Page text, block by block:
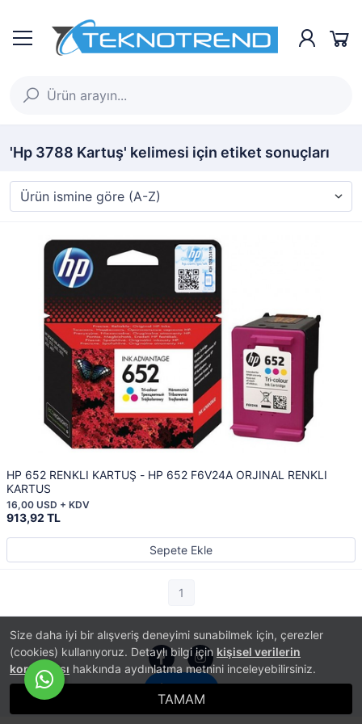
Size daha iyi bir alışveriş deneyimi sunabilmek için, çerezler
(cookies) kullanıyoruz. Detaylı bilgi için kişisel verilerin
korunması hakkında aydınlatma metnini inceleyebilirsiniz.
TAMAM
'Hp 3788 Kartuş' kelimesi için etiket sonuçları
HP 652 RENKLI KARTUŞ - HP 652 F6V24A ORJINAL RENKLI
KARTUS
913,92 TL
16,00 USD + KDV
Sepete Ekle
1
İletişim
PlatinMarket E-Ticaret Sistemi